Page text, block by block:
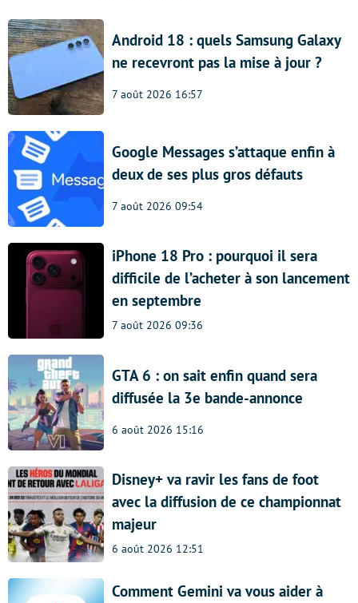
Android 18 : quels Samsung Galaxy
ne recevront pas la mise à jour ?
7 août 2026 16:57
Google Messages s’attaque enfin à
deux de ses plus gros défauts
7 août 2026 09:54
iPhone 18 Pro : pourquoi il sera
difficile de l’acheter à son lancement
en septembre
7 août 2026 09:36
GTA 6 : on sait enfin quand sera
diffusée la 3e bande-annonce
6 août 2026 15:16
Disney+ va ravir les fans de foot
avec la diffusion de ce championnat
majeur
6 août 2026 12:51
Comment Gemini va vous aider à